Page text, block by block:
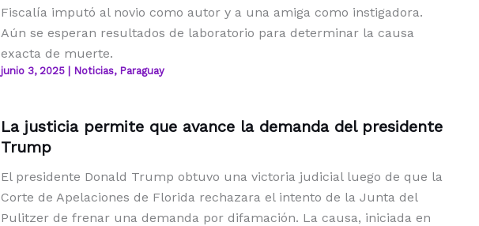
Fiscalía imputó al novio como autor y a una amiga como instigadora.
Aún se esperan resultados de laboratorio para determinar la causa
exacta de muerte.
junio 3, 2025 Noticias, Paraguay
La justicia permite que avance la demanda del presidente
Trump
El presidente Donald Trump obtuvo una victoria judicial luego de que la
Corte de Apelaciones de Florida rechazara el intento de la Junta del
Pulitzer de frenar una demanda por difamación. La causa, iniciada en